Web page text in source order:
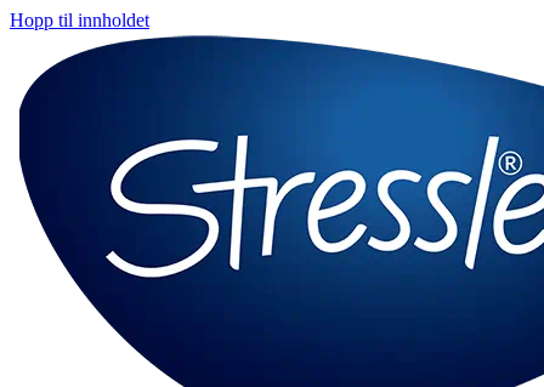
Hopp til innholdet